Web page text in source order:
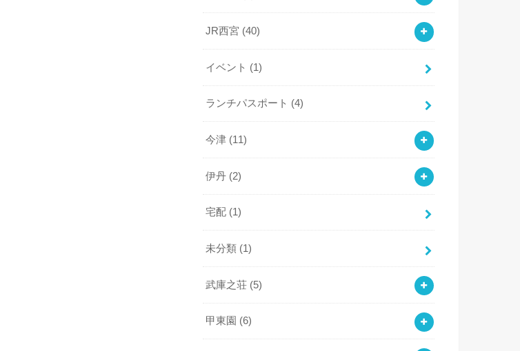
JR西宮 (40)
イベント (1)
ランチパスポート (4)
今津 (11)
伊丹 (2)
宅配 (1)
未分類 (1)
武庫之荘 (5)
甲東園 (6)